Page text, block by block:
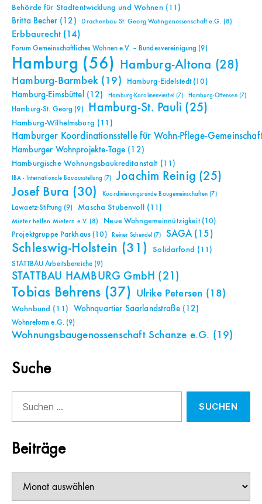
Behörde für Stadtentwicklung und Wohnen(11)
Britta Becher(12) Drachenbau St. Georg Wohngenossenschaft e.G. (8)
Erbbaurecht(14)
Forum Gemeinschaftliches Wohnen e.V. – Bundesvereinigung (9)
Hamburg (56) Hamburg-Altona (28)
Hamburg-Barmbek(19) Hamburg-Eidelstedt(10)
Hamburg-Eimsbüttel (12) Hamburg-Karolinenviertel (7) Hamburg-Ottensen(7)
Hamburg-St. Georg (9) Hamburg-St. Pauli (25)
Hamburg-Wilhelmsburg (11)
Hamburger Koordinationsstelle für Wohn-Pflege-
Hamburger Wohnprojekte-Tage (12)
Hamburgische Wohnungsbaukreditanstalt (11)
IBA - Internationale Bauausstellung (7) Joachim Reinig (25)
Josef Bura (30) Koordinierungsrunde Baugemeinschaften (7)
Lawaetz-Stiftung (9) Mascha Stubenvoll (11)
Mieter helfen Mietern e.V. (8) Neue Wohngemeinnützigkeit(10)
Projektgruppe Parkhaus (10) Reiner Schendel (7) SAGA(15)
Schleswig-Holstein (31) Solidarfond (11)
STATTBAU Arbeitsbereiche (9)
STATTBAU HAMBURG GmbH (21)
Tobias Behrens (37) Ulrike Petersen (18)
Wohnbund (11) Wohnquartier Saarlandstraße(12)
Wohnreform e.G.(9)
Wohnungsbaugenossenschaft Schanze e.G. (19)
Suche
nach:
Beiträge